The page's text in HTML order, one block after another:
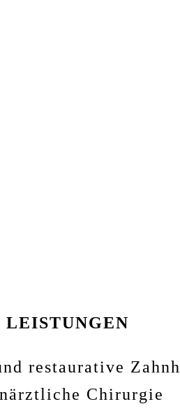
LEISTUNGEN
restaurative
Chirurgie